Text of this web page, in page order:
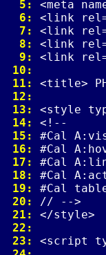
  5:
  6:
  7:
  8:
  9:
10:
11:
12:
13:
14:
15:
16:
17:
18:
19:
20:
21:
22:
23: